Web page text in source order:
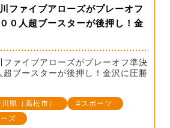
ファイブアローズがプレーオフ
０人超ブースターが後押し！金
ファイブアローズがプレーオフ準決
ブースターが後押し！金沢に圧勝
県（高松市）
スポーツ
ズ